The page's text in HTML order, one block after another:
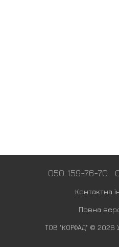
050 159-76-70
Контактна
Повна
ТОВ "КОРФАД" © 2026